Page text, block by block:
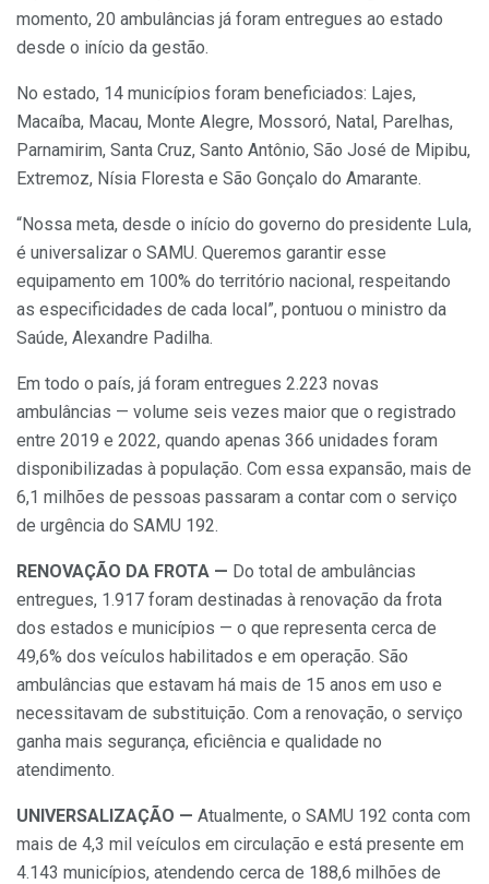
momento, 20 ambulâncias já foram entregues ao estado
desde o início da gestão.
No estado, 14 municípios foram beneficiados: Lajes,
Macaíba, Macau, Monte Alegre, Mossoró, Natal, Parelhas,
Parnamirim, Santa Cruz, Santo Antônio, São José de Mipibu,
Extremoz, Nísia Floresta e São Gonçalo do Amarante.
“Nossa meta, desde o início do governo do presidente Lula,
é universalizar o SAMU. Queremos garantir esse
equipamento em 100% do território nacional, respeitando
as especificidades de cada local”, pontuou o ministro da
Saúde, Alexandre Padilha.
Em todo o país, já foram entregues 2.223 novas
ambulâncias — volume seis vezes maior que o registrado
entre 2019 e 2022, quando apenas 366 unidades foram
disponibilizadas à população. Com essa expansão, mais de
6,1 milhões de pessoas passaram a contar com o serviço
de urgência do SAMU 192.
RENOVAÇÃO DA FROTA — Do total de ambulâncias
entregues, 1.917 foram destinadas à renovação da frota
dos estados e municípios — o que representa cerca de
49,6% dos veículos habilitados e em operação. São
ambulâncias que estavam há mais de 15 anos em uso e
necessitavam de substituição. Com a renovação, o serviço
ganha mais segurança, eficiência e qualidade no
atendimento.
UNIVERSALIZAÇÃO — Atualmente, o SAMU 192 conta com
mais de 4,3 mil veículos em circulação e está presente em
4.143 municípios, atendendo cerca de 188,6 milhões de